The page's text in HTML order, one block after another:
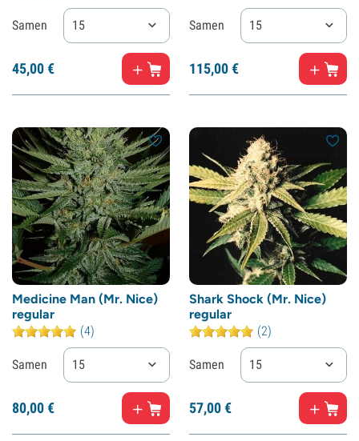
Samen 15
45,00€
Samen 15
115,00€
Medicine Man (Mr. Nice)
regular
(4)
Samen 15
80,00€
Shark Shock (Mr. Nice)
regular
(2)
Samen 15
57,00€